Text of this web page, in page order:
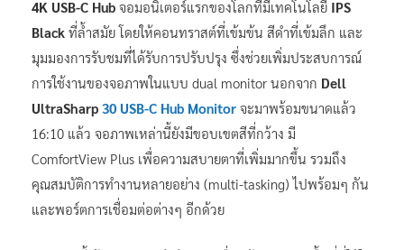
4K USB-C Hub จอมอนิเตอร์แรกของโลกที่มีเทคโนโลยี IPS
Black ที่ล้ำสมัย โดยให้คอนทราสต์ที่เข้มข้น สีดำที่เข้มลึก และ
มุมมองการรับชมที่ได้รับการปรับปรุง ซึ่งช่วยเพิ่มประสบการณ์
การใช้งานของจอภาพในแบบ dual monitor นอกจาก Dell
UltraSharp 30 USB-C Hub Monitor จะมาพร้อมขนาดแล้ว
16:10 แล้ว จอภาพเหล่านี้ยังมีขอบเขตสีที่กว้าง มี
ComfortView Plus เพื่อความสบายตาที่เพิ่มมากขึ้น รวมถึง
คุณสมบัติการทำงานหลายอย่าง (multi-tasking) ไปพร้อมๆ กัน
และพอร์ตการเชื่อมต่อต่างๆ อีกด้วย